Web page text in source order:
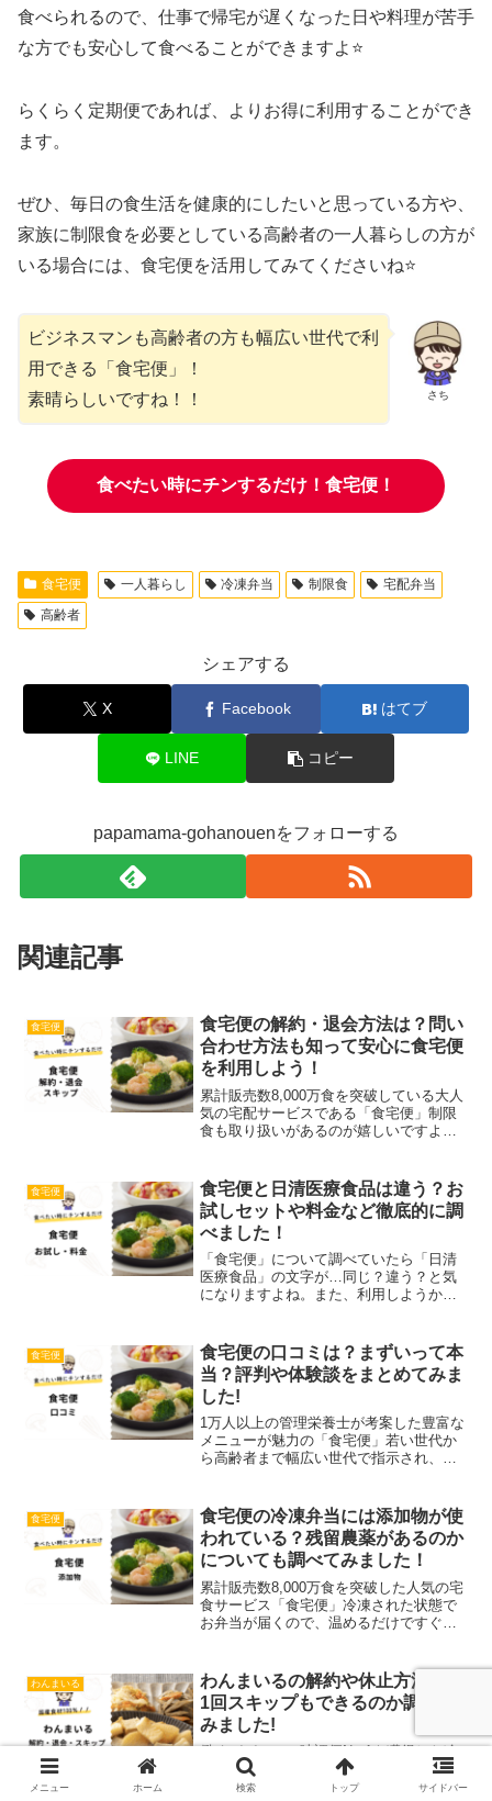
食べられるので、仕事で帰宅が遅くなった日や料理が苦手
な方でも安心して食べることができますよ⭐
らくらく定期便であれば、よりお得に利用することができ
ます。
ぜひ、毎日の食生活を健康的にしたいと思っている方や、
家族に制限食を必要としている高齢者の一人暮らしの方が
いる場合には、食宅便を活用してみてくださいね⭐
さち
ビジネスマンも高齢者の方も幅広い世代で利
用できる「食宅便」！
素晴らしいですね！！
食べたい時にチンするだけ！食宅便！
食宅便 一人暮らし 冷凍弁当 制限食
宅配弁当
高齢者
シェアする
X Facebook はてブ
LINE コピー
papamama-gohanouenをフォローする
関連記事
食宅便
食宅便の解約・退会方法は？問い
合わせ方法も知って安心に食宅便
を利用しよう！
累計販売数8,000万食を突破している大人
気の宅配サービスである「食宅便」制限
食も取り扱いがあるのが嬉しいですよ
思っている方は多いです。さち解約方法
を知っておくと、始め...
食宅便
食宅便と日清医療食品は違う？お
試しセットや料金など徹底的に調
べました！
「食宅便」について調べていたら「日清
医療食品」の文字が…同じ？違う？と気
になりますよね。また、利用しようかな
だけど…そこで今回は、食宅便と日清医
療食品は違うのか、お試し...
食宅便
食宅便の口コミは？まずいって本
当？評判や体験談をまとめてみま
した!
1万人以上の管理栄養士が考案した豊富な
メニューが魅力の「食宅便」若い世代か
ら高齢者まで幅広い世代で指示され、累
と「まずい」と書いてあることがあった
りして、正直どう...
食宅便
食宅便の冷凍弁当には添加物が使
われている？残留農薬があるのか
についても調べてみました！
累計販売数8,000万食を突破した人気の宅
食サービス「食宅便」冷凍された状態で
お弁当が届くので、温めるだけですぐに
んか？さち食事の支度はラクになっても
添加物が多いと心配...
わんまいる
わんまいるの解約や休止方法は？
1回スキップもできるのか調べて
みました!
働くパパママの味評価No.1を獲得した冷
凍おかず専門店の「わんまいる」国産の
食材を使用した、安心の手作り惣菜で大
メニュー ホーム 検索 トップ サイドバー